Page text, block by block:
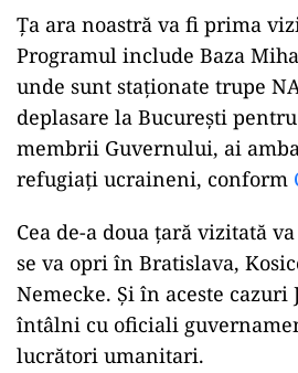
Ța ara noastră va fi prima
Programul include Baza
unde sunt staționate trupe
deplasare la București
membrii Guvernului, ai
refugiați ucraineni, conform
Cea de-a doua țară vizitată
se va opri în Bratislava,
Nemecke. Și în aceste cazuri
întâlni cu oficiali
lucrători umanitari.